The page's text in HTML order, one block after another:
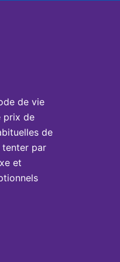
de vie
prix de
de
tenter par
et